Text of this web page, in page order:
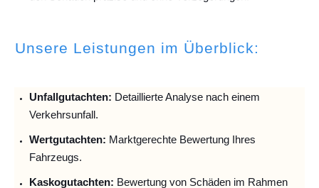
Unsere Leistungen im Überblick:
Unfallgutachten: Detaillierte Analyse nach einem
Verkehrsunfall.
Wertgutachten: Marktgerechte Bewertung Ihres
Fahrzeugs.
Kaskogutachten: Bewertung von Schäden im Rahmen